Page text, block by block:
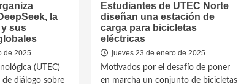
la
sus
de 2025
(UTEC)
de diálogo sobre
Estudiantes de UTEC Norte
diseñan una estación de
carga para bicicletas
eléctricas
jueves 23 de enero de 2025
Motivados por el desafío de poner
en marcha un conjunto de bicicletas